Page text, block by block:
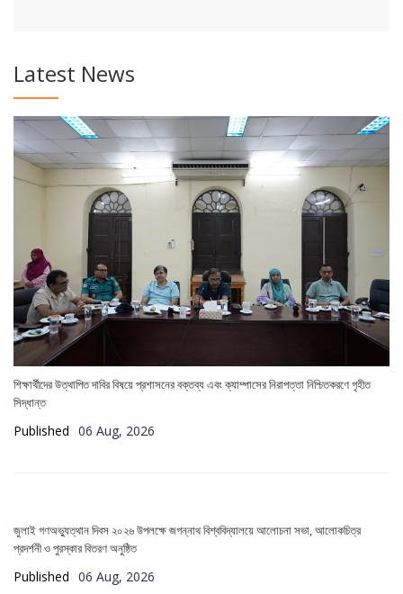
Latest News
শিক্ষার্থীদের উত্থাপিত দাবির বিষয়ে প্রশাসনের বক্তব্য এবং ক্যাম্পাসের নিরাপত্তা নিশ্চিতকরণে গৃহীত
সিদ্ধান্ত
Published 06 Aug, 2026
জুলাই গণঅভ্যুত্থান দিবস ২০২৬ উপলক্ষে জগন্নাথ বিশ্ববিদ্যালয়ে আলোচনা সভা, আলোকচিত্র
প্রদর্শনী ও পুরস্কার বিতরণ অনুষ্ঠিত
Published 06 Aug, 2026